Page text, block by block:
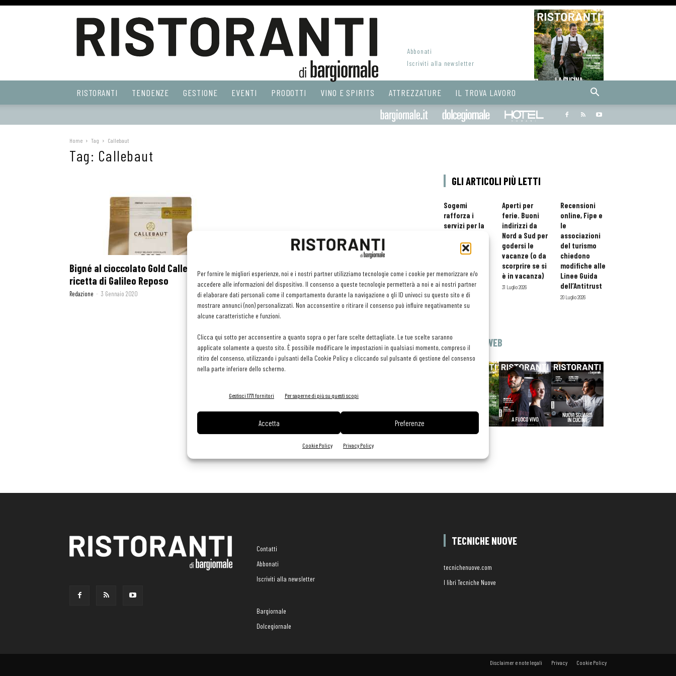
Per fornire le migliori esperienze, noi e i nostri partner utilizziamo tecnologie come i cookie per memorizzare e/o
accedere alle informazioni del dispositivo. Il consenso a queste tecnologie permetterà a noi e ai nostri partner
di elaborare dati personali come il comportamento durante la navigazione o gli ID univoci su questo sito e di
mostrare annunci (non) personalizzati. Non acconsentire o ritirare il consenso può influire negativamente su
alcune caratteristiche e funzioni.
Clicca qui sotto per acconsentire a quanto sopra o per fare scelte dettagliate. Le tue scelte saranno
applicate solamente a questo sito. È possibile modificare le impostazioni in qualsiasi momento, compreso il
ritiro del consenso, utilizzando i pulsanti della Cookie Policy o cliccando sul pulsante di gestione del consenso
nella parte inferiore dello schermo.
Gestisci 1771 fornitori Per saperne di più su questi scopi
Accetta Preferenze
Cookie Policy Privacy Policy
Web
Abbonati
Iscriviti alla newsletter
RISTORANTI TENDENZE GESTIONE EVENTI PRODOTTI VINO E SPIRITS ATTREZZATURE IL TROVA LAVORO
Bargiornale dolcegiornale
Home Tag Callebaut
Tag: Callebaut
Bigné al cioccolato Gold Callebaut: la
ricetta di Galileo Reposo
Redazione - 3 Gennaio 2020
GLI ARTICOLI PIÙ LETTI
Sogemi
rafforza i
servizi per la
orario esteso
e tessera
professionisti
HoReCa
29 Luglio 2026
Aperti per
ferie. Buoni
indirizzi da
Nord a Sud per
godersi le
vacanze (o da
scorprire se si
è in vacanza)
31 Luglio 2026
Recensioni
online, Fipe e
le
associazioni
del turismo
chiedono
modifiche alle
Linee Guida
dell’Antitrust
20 Luglio 2026
EDICOLA WEB
Contatti
Abbonati
Iscriviti alla newsletter
Bargiornale
Dolcegiornale
TECNICHE NUOVE
tecnichenuove.com
I libri Tecniche Nuove
Disclaimer e note legali Privacy Cookie Policy